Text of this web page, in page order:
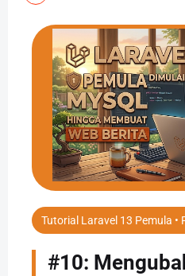
Tutorial Laravel 13 Pemula •
#10: